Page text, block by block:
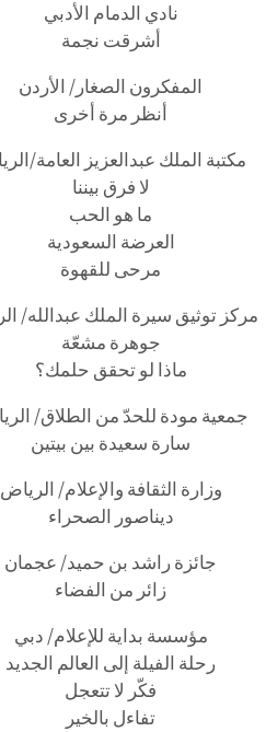
نادي الدمام الأدبي
أشرقت نجمة
المفكرون الصغار/ الأردن
أنظر مرة أخرى
مكتبة الملك عبدالعزيز العامة/
لا فرق بيننا
ما هو الحب
العرضة السعودية
مرحى للقهوة
مركز توثيق سيرة الملك عبدالله/
جوهرة مشعّة
ماذا لو تحقق حلمك؟
جمعية مودة للحدّ من الطلاق/
سارة سعيدة بين بيتين
وزارة الثقافة والإعلام/ الرياض
ديناصور الصحراء
جائزة راشد بن حميد/ عجمان
زائر من الفضاء
مؤسسة بداية للإعلام/ دبي
رحلة الفيلة إلى العالم الجديد
فكّر لا تتعجل
تفاءل بالخير